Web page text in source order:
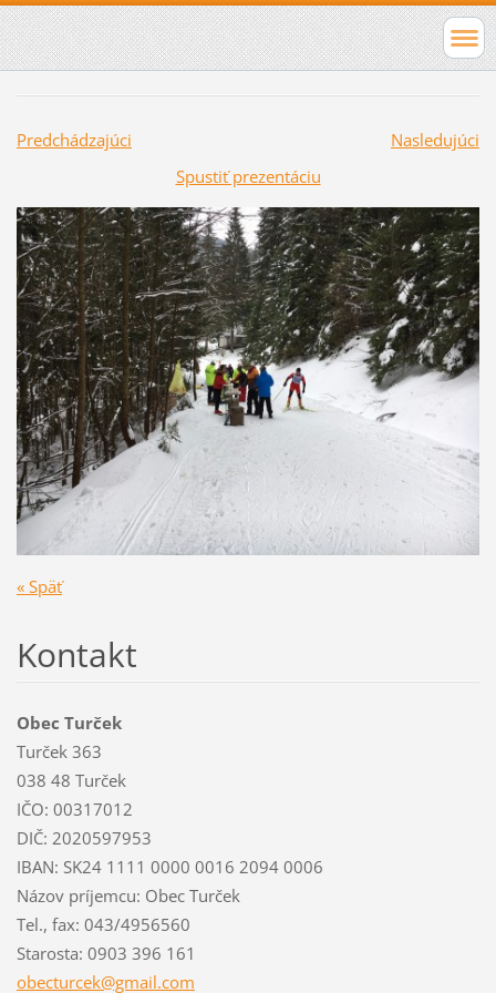
Predchádzajúci
Nasledujúci
Spustiť prezentáciu
« Späť
Kontakt
Obec Turček
Turček 363
038 48 Turček
IČO: 00317012
DIČ: 2020597953
IBAN: SK24 1111 0000 0016 2094 0006
Názov príjemcu: Obec Turček
Tel., fax: 043/4956560
Starosta: 0903 396 161
obecturcek@gmail.com